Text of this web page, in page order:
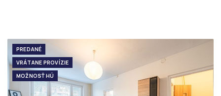
PREDANÉ
VRÁTANE PROVÍZIE
MOŽNOSŤ HÚ